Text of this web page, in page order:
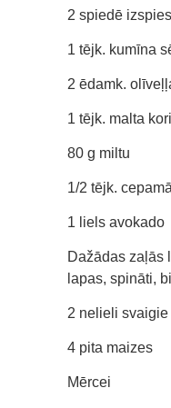
2 spiedē
1 tējk. kumīna
2 ēdamk.
1 tējk. malta
80 g miltu
1/2 tējk.
1 liels avokado
Dažādas zaļās
lapas, spināti,
2 nelieli svaigie
4 pita maizes
Mērcei